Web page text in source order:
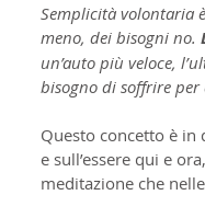
Semplicità volontaria
meno, dei bisogni no.
un’auto più veloce,
bisogno di soffrire per
Questo concetto è in
e sull’essere qui e
meditazione che